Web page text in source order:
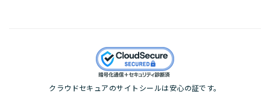
クラウドセキュアのサイトシールは安心の証です。